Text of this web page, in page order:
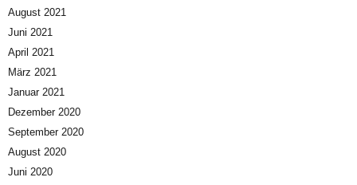
August 2021
Juni 2021
April 2021
März 2021
Januar 2021
Dezember 2020
September 2020
August 2020
Juni 2020